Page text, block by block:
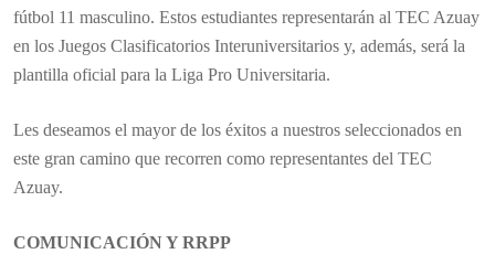
fútbol 11 masculino. Estos estudiantes representarán al TEC Azuay
en los Juegos Clasificatorios Interuniversitarios y, además, será la
plantilla oficial para la Liga Pro Universitaria.
Les deseamos el mayor de los éxitos a nuestros seleccionados en
este gran camino que recorren como representantes del TEC
Azuay.
COMUNICACIÓN Y RRPP